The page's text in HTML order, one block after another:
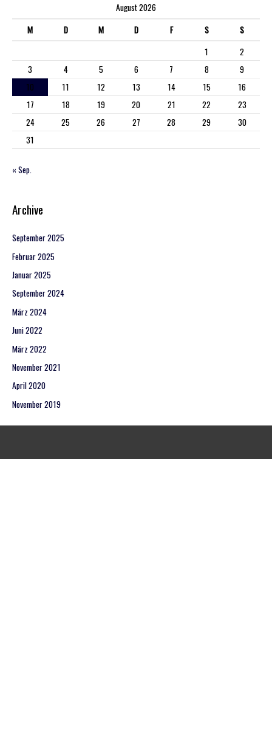
August 2026
M
D M D F S
S
1
2
3
4 5 6 7 8
9
10
11 12 13 14 15
16
17
18 19 20 21 22
23
24
25 26 27 28 29
30
31
« Sep.
Archive
September 2025
Februar 2025
Januar 2025
September 2024
März 2024
Juni 2022
März 2022
November 2021
April 2020
November 2019